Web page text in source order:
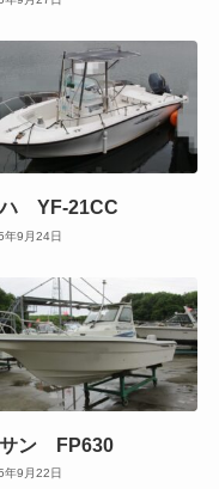
YF-21CC
年9月24日
ン FP630
年9月22日